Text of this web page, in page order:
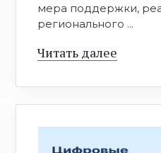
мера поддержки,
регионального ...
Читать далее